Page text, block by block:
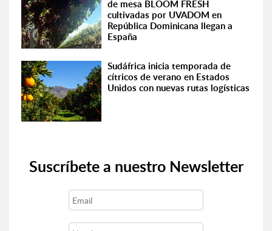
de mesa BLOOM FRESH
cultivadas por UVADOM en
República Dominicana llegan a
España
Sudáfrica inicia temporada de
cítricos de verano en Estados
Unidos con nuevas rutas logísticas
Suscríbete a nuestro Newsletter